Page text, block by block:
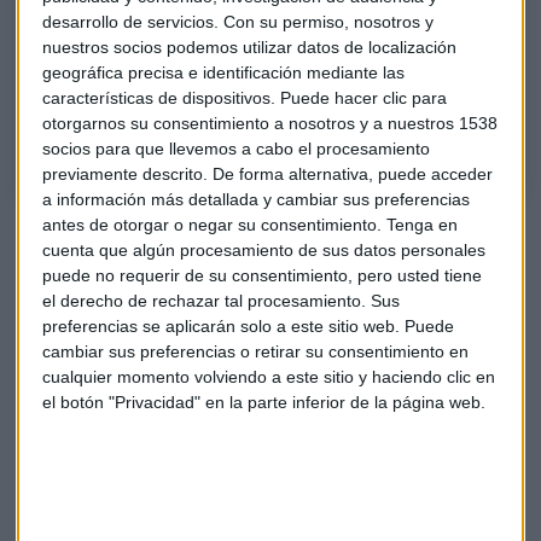
desarrollo de servicios. Con su permiso, nosotros y
nuestros socios podemos utilizar datos de localización
geográfica precisa e identificación mediante las
características de dispositivos. Puede hacer clic para
otorgarnos su consentimiento a nosotros y a nuestros 1538
socios para que llevemos a cabo el procesamiento
previamente descrito. De forma alternativa, puede acceder
a información más detallada y cambiar sus preferencias
antes de otorgar o negar su consentimiento. Tenga en
cuenta que algún procesamiento de sus datos personales
puede no requerir de su consentimiento, pero usted tiene
el derecho de rechazar tal procesamiento. Sus
preferencias se aplicarán solo a este sitio web. Puede
cambiar sus preferencias o retirar su consentimiento en
cualquier momento volviendo a este sitio y haciendo clic en
el botón "Privacidad" en la parte inferior de la página web.
igualdad en el Ibex
Nuria Chinchilla, profesora de IESE Business School, y Asunción
Soriano, CEO global de Atrevia, creen que no se dará marcha atrás en
materia de igualdad de género.
Los sectores con más resistencia
No todos los sectores avanzan al mismo ritmo. "Parece que
es el sector inmobiliario", apunta Chinchilla. "Tiene muy
pocas mujeres en los consejos; sin embargo, tiene más
mujeres en los comités ejecutivos, lo cual es un poco
contrario al resto de las empresas y de los sectores".